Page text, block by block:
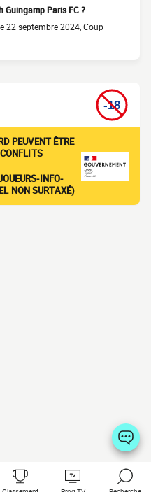
Guingamp Paris FC ?
22 septembre 2024, Coup
PEUVENT ÊTRE
INFO-
NON SURTAXÉ)